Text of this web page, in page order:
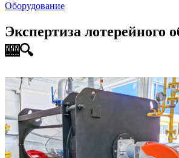
Оборудование
Экспертиза лотерейного
🎰🔍